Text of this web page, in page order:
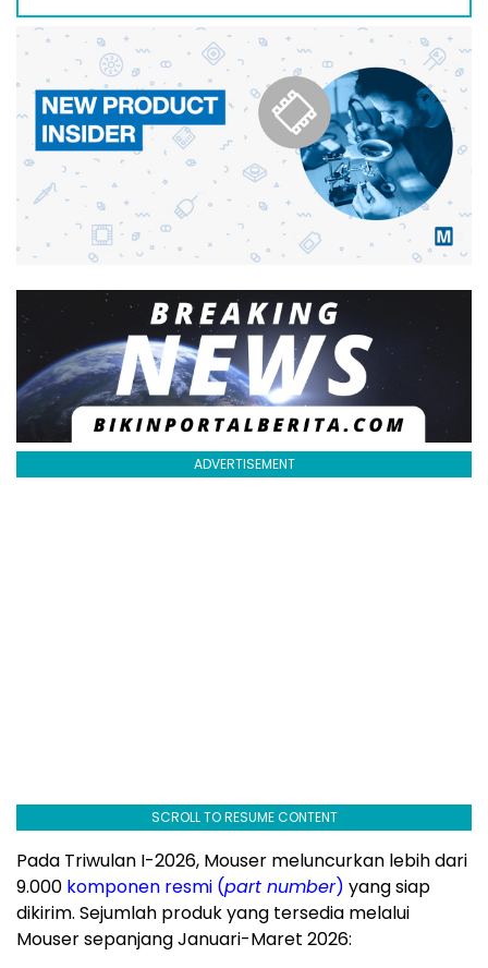
ADVERTISEMENT
SCROLL TO RESUME CONTENT
Pada Triwulan I-2026, Mouser meluncurkan lebih dari
9.000 komponen resmi (part number) yang siap
dikirim. Sejumlah produk yang tersedia melalui
Mouser sepanjang Januari-Maret 2026: